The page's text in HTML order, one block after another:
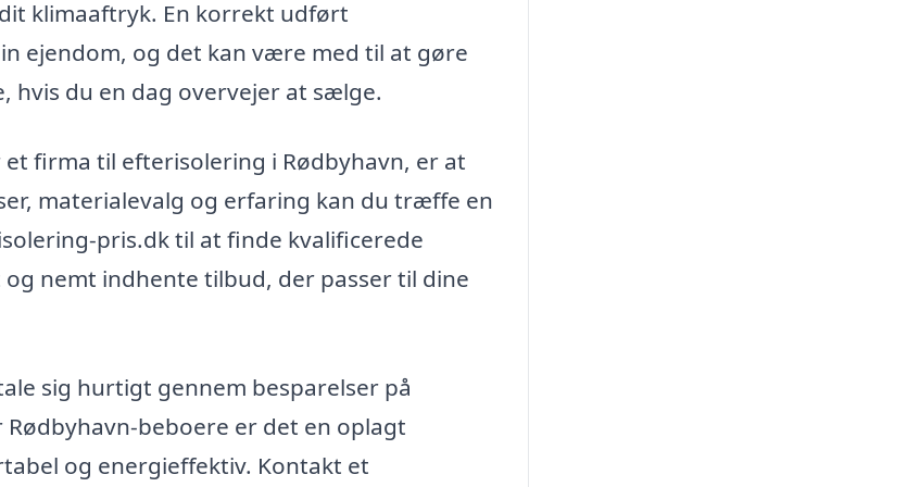
klimaaftryk. En korrekt udført
ejendom, og det kan være med til at gøre
du en dag overvejer at sælge.
firma til efterisolering i Rødbyhavn, er at
materialevalg og erfaring kan du træffe en
pris.dk til at finde kvalificerede
nemt indhente tilbud, der passer til dine
sig hurtigt gennem besparelser på
beboere er det en oplagt
og energieffektiv. Kontakt et